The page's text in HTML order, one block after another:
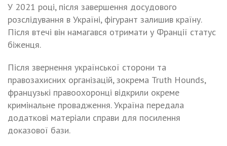
У 2021 році, після завершення досудового
розслідування в Україні, фігурант залишив країну.
Після втечі він намагався отримати у Франції статус
біженця.
Після звернення української сторони та
правозахисних організацій, зокрема Truth Hounds,
французькі правоохоронці відкрили окреме
кримінальне провадження. Україна передала
додаткові матеріали справи для посилення
доказової бази.